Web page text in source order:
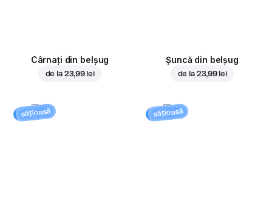
Cârnați din belșug
de la 23,99 lei
Șuncă din belșug
de la 23,99 lei
sățioasă sățioasă